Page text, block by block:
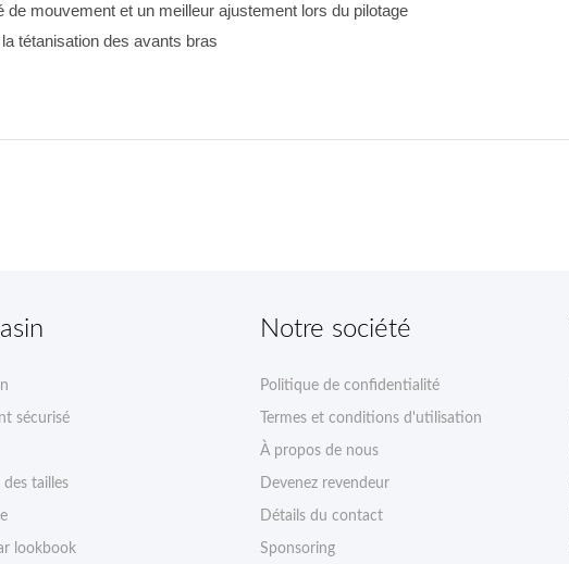
mouvement et un meilleur ajustement lors du pilotage
tétanisation des avants bras
sécurisé
des tailles
lookbook
Notre société
Politique de confidentialité
Termes et conditions d'utilisation
À propos de nous
Devenez revendeur
Détails du contact
Sponsoring